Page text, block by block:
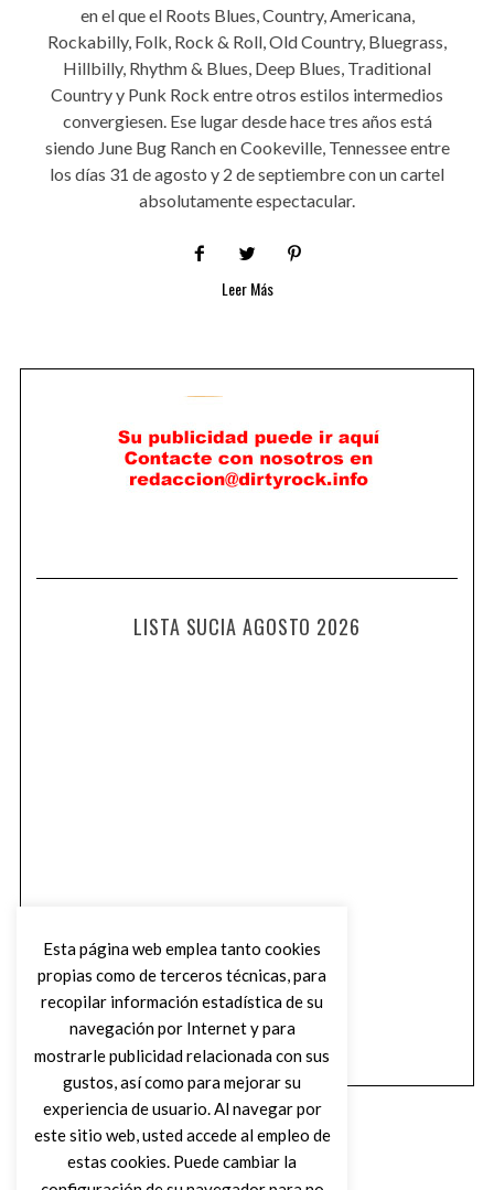
en el que el Roots Blues, Country, Americana,
Rockabilly, Folk, Rock & Roll, Old Country, Bluegrass,
Hillbilly, Rhythm & Blues, Deep Blues, Traditional
Country y Punk Rock entre otros estilos intermedios
convergiesen. Ese lugar desde hace tres años está
siendo June Bug Ranch en Cookeville, Tennessee entre
los días 31 de agosto y 2 de septiembre con un cartel
absolutamente espectacular.
Leer Más
LISTA SUCIA AGOSTO 2026
Esta página web emplea tanto cookies
propias como de terceros técnicas, para
recopilar información estadística de su
navegación por Internet y para
mostrarle publicidad relacionada con sus
gustos, así como para mejorar su
experiencia de usuario. Al navegar por
este sitio web, usted accede al empleo de
estas cookies. Puede cambiar la